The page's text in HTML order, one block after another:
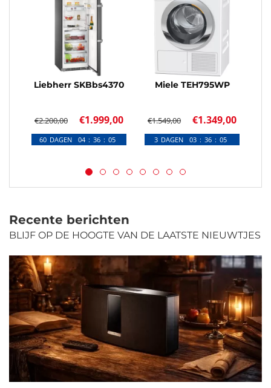
Liebherr SKBbs4370
€2.200,00 €1.999,00
60 DAGEN 04 36 05
Miele TEH795WP
€1.549,00 €1.349,00
3 DAGEN 03 36 05
Recente berichten
BLIJF OP DE HOOGTE VAN DE LAATSTE NIEUWTJES